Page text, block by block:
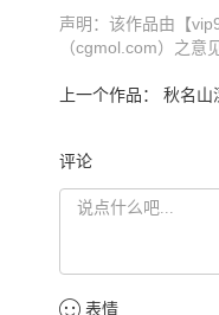
声明：该作品由【
（cgmol.com）之意
上一个作品： 秋名山
评论
表情